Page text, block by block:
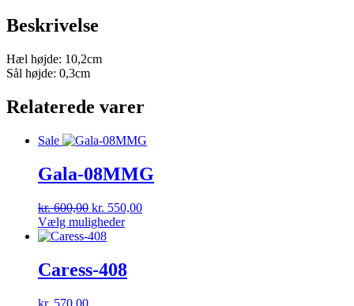
Beskrivelse
Hæl højde: 10,2cm
Sål højde: 0,3cm
Relaterede varer
Sale
Gala-08MMG
kr.600,00 Den
oprindelige
pris
kr. 600,00.
kr. 550,00Den
Vælg mulighederDette
flere
varianter.
Caress-408
kr. 570,00